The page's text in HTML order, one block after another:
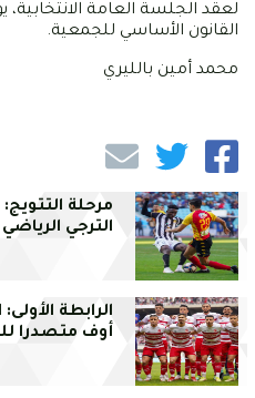
القانون الأساسي للجمعية.
محمد أمين بالليري
مرحلة
الترجي
الرابطة
أوف متصدرا